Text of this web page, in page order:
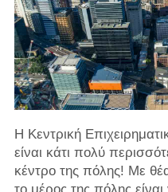
Η Κεντρική
είναι κάτι πολύ
κέντρο της πόλης! Με